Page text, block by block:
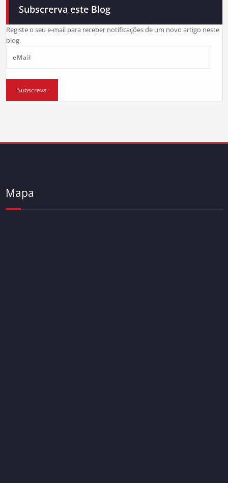
Subscrerva este Blog
Registe o seu e-mail para receber notificações de um novo artigo neste
blog.
Subscreva
Mapa